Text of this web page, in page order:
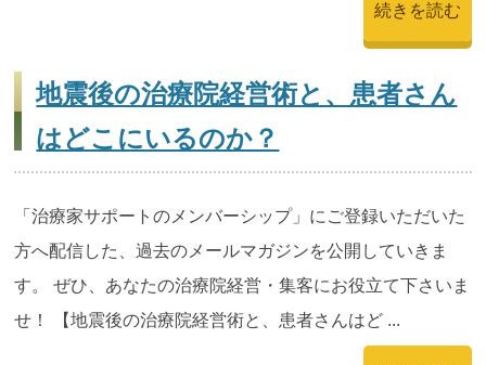
続きを読む
地震後の治療院経営術と、患者さん
はどこにいるのか？
「治療家サポートのメンバーシップ」にご登録いただいた
方へ配信した、過去のメールマガジンを公開していきま
す。 ぜひ、あなたの治療院経営・集客にお役立て下さいま
せ！ 【地震後の治療院経営術と、患者さんはど ...